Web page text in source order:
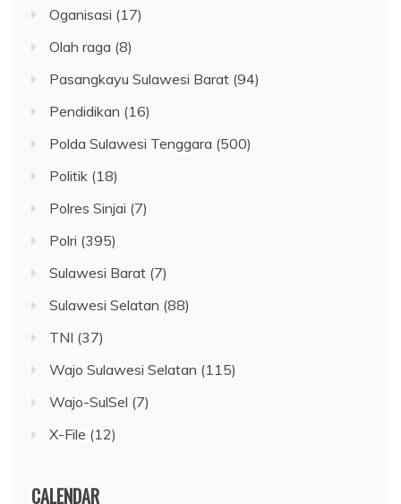
Oganisasi (17)
Olah raga (8)
Pasangkayu Sulawesi Barat (94)
Pendidikan (16)
Polda Sulawesi Tenggara (500)
Politik (18)
Polres Sinjai (7)
Polri (395)
Sulawesi Barat (7)
Sulawesi Selatan (88)
TNI (37)
Wajo Sulawesi Selatan (115)
Wajo-SulSel (7)
X-File (12)
CALENDAR